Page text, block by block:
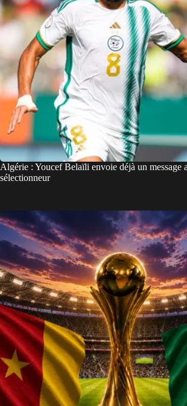
Algérie : Youcef Belaïli envoie déjà un message
sélectionneur